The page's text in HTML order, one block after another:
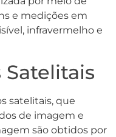
e medições em
infravermelho e
Satelitais
satelitais, que
de imagem e
são obtidos por